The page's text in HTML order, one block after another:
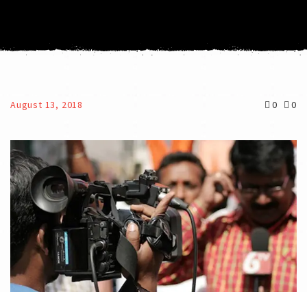
August 13, 2018 0 0